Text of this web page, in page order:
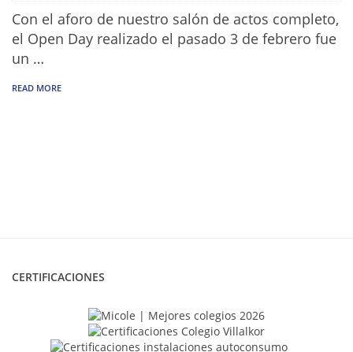
Con el aforo de nuestro salón de actos completo,
el Open Day realizado el pasado 3 de febrero fue
un …
READ MORE
CERTIFICACIONES